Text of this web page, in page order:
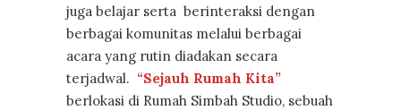
juga belajar serta berinteraksi dengan
berbagai komunitas melalui berbagai
acara yang rutin diadakan secara
terjadwal. “Sejauh Rumah Kita”
berlokasi di Rumah Simbah Studio, sebuah